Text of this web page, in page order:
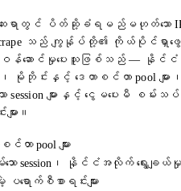
စစ်ဆေးရာတွင် ပိတ်ဆို့ခံရမည်မဟုတ်သော
သည် ကျွန်ုပ်တို့၏ ကိုယ်ပိုင်ရှာဖွေ
စီ ဝန်ဆောင်မှုပေးသူဖြစ်သည် — နိုင်ငံ
မိုဘိုင်းနှင့် ဒေတာစင်တာ pool များ
များနှင့် ငွေမပေးမီ စမ်းသပ်
ား။
ာ pool များ
session၊ နိုင်ငံအလိုက် ရွေးချယ်မှု
က်စီစာရင်းများ